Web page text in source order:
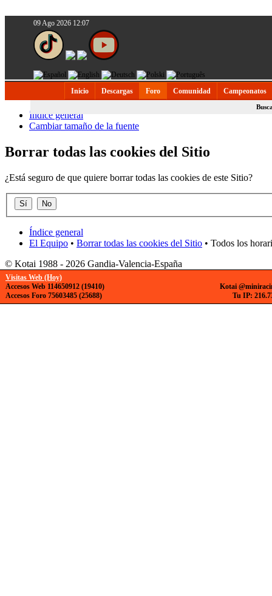
09 Ago 2026 12:07
Inicio Descargas Foro Comunidad Campeonatos
Índice general
Cambiar tamaño de la fuente
Borrar todas las cookies del Sitio
¿Está seguro de que quiere borrar todas las cookies de este Sitio?
Índice general
El Equipo • Borrar todas las cookies del Sitio • Todos los
© Kotai 1988 - 2026 Gandia-Valencia-España
Visitas Web (Hoy)
Accesos Web 114650912 (19410)
Accesos Foro 75603485 (25688)
Kotai
Tu IP: